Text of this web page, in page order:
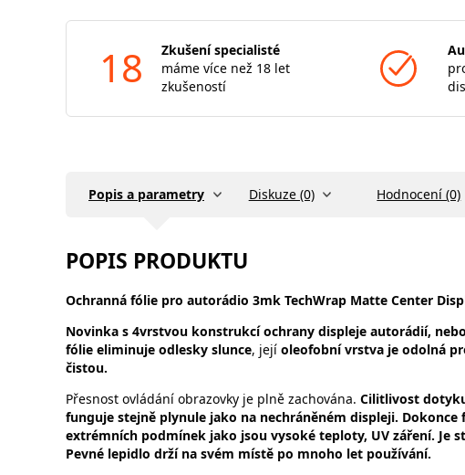
18
Zkušení specialisté
máme více než 18 let
zkušeností
Popis a parametry Diskuze (0) Hodnocení (0)
POPIS PRODUKTU
Ochranná fólie pro autorádio 3mk TechWrap Matte Center
Novinka s 4vrstvou konstrukcí ochrany displeje autorádií,
fólie eliminuje odlesky slunce, její oleofobní vrstva je odolná
čistou.
Přesnost ovládání obrazovky je plně zachována. Cilitlivost
funguje stejně plynule jako na nechráněném displeji.
extrémních podmínek jako jsou vysoké teploty, UV záření. Je
Pevné lepidlo drží na svém místě po mnoho let používání.